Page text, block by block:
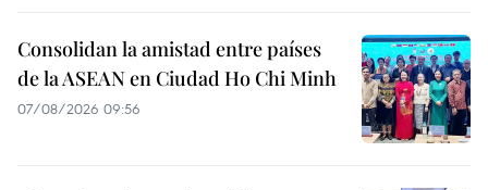
Consolidan la amistad entre países
de la ASEAN en Ciudad Ho Chi Minh
07/08/2026 09:56